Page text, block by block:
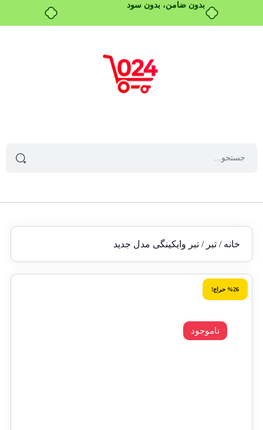
بدون ضامن، بدون سود
خانه / تبر / تبر وایکینگی مدل جدید
%26 حراج!
ناموجود